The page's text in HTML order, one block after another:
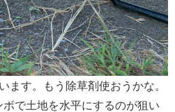
ます。もう除草剤使おうかな。
で土地を水平にするのが狙い